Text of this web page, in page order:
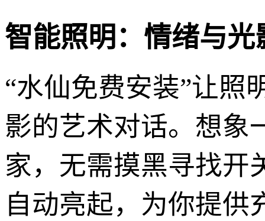
智能照明：情绪与光
“水仙免费安装”让照
影的艺术对话。想象
家，无需摸黑寻找开
自动亮起，为你提供